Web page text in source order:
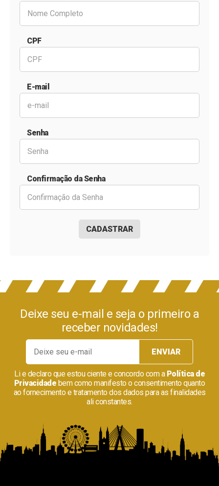
CPF
E-mail
Senha
Confirmação da Senha
CADASTRAR
Deixe seu e-mail e seja o primeiro a
receber novidades!
Li e declaro que estou ciente e concordo com a Política de
Privacidade bem como manifesto o consentimento quanto
ao fornecimento e tratamento dos dados para as finalidades
ali constantes.